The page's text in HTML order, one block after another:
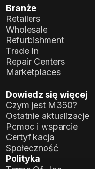
Branże
Retailers
Wholesale
Refurbishment
Trade In
Repair Centers
Marketplaces
Dowiedz się więcej
Czym jest M360?
Ostatnie aktualizacje
Pomoc i wsparcie
Certyfikacja
Społeczność
Polityka